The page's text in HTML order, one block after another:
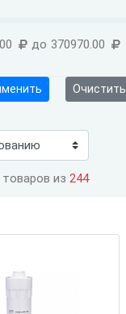
до 370970.00
Очистить
товаров из 244